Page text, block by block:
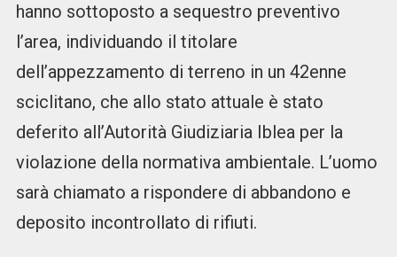
hanno sottoposto a sequestro preventivo
l’area, individuando il titolare
dell’appezzamento di terreno in un 42enne
sciclitano, che allo stato attuale è stato
deferito all’Autorità Giudiziaria Iblea per la
violazione della normativa ambientale. L’uomo
sarà chiamato a rispondere di abbandono e
deposito incontrollato di rifiuti.